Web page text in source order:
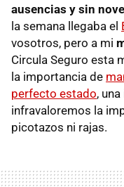
ausencias y sin
la semana llegaba el
vosotros, pero a mi
Circula Seguro esta
la importancia de
perfecto estado,
infravaloremos la
picotazos ni rajas.